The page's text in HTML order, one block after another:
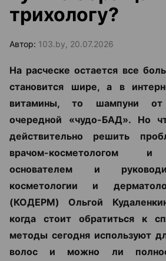
трихологу?
Автор: 103.by, 20.07.2026
На расческе остается все
становится шире, а в
витамины, то шампуни
очередной «чудо-БАД». Но
действительно решить
врачом-косметологом и
основателем и
косметологии и
(КОДЕРМ) Ольгой
когда стоит обратиться к
методы сегодня используют
волос и можно ли